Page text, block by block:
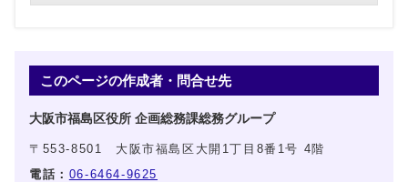
このページの作成者・問合せ先
大阪市福島区役所 企画総務課総務グループ
〒553-8501 大阪市福島区大開1丁目8番1号 4階
電話： 06-6464-9625